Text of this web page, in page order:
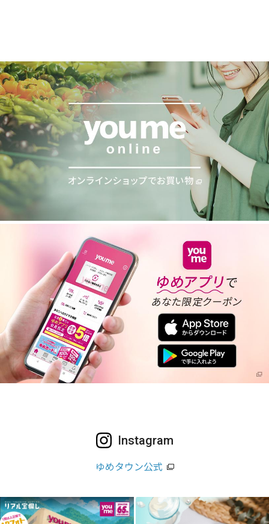
Instagram
ゆめタウン公式